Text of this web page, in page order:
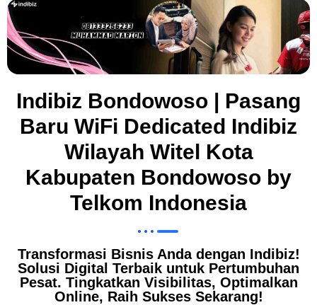
Indibiz Bondowoso | Pasang
Baru WiFi Dedicated Indibiz
Wilayah Witel Kota
Kabupaten Bondowoso by
Telkom Indonesia
Transformasi Bisnis Anda dengan Indibiz!
Solusi Digital Terbaik untuk Pertumbuhan
Pesat. Tingkatkan Visibilitas, Optimalkan
Online, Raih Sukses Sekarang!